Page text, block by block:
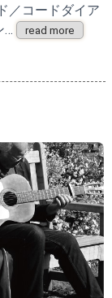
／コードダイア
…
read more